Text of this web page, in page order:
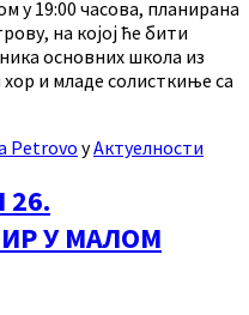
у 19:00 часова, планирана
на којој ће бити
основних школа из
и младе солисткиње са
PetrovoуАктуелности
У МАЛОМ